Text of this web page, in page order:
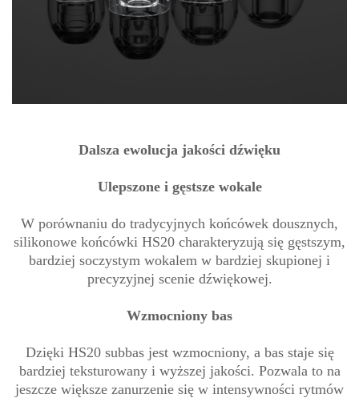
Dalsza ewolucja jakości dźwięku
Ulepszone i gęstsze wokale
W porównaniu do tradycyjnych końcówek dousznych,
silikonowe końcówki HS20 charakteryzują się gęstszym,
bardziej soczystym wokalem w bardziej skupionej i
precyzyjnej scenie dźwiękowej.
Wzmocniony bas
Dzięki HS20 subbas jest wzmocniony, a bas staje się
bardziej teksturowany i wyższej jakości. Pozwala to na
jeszcze większe zanurzenie się w intensywności rytmów